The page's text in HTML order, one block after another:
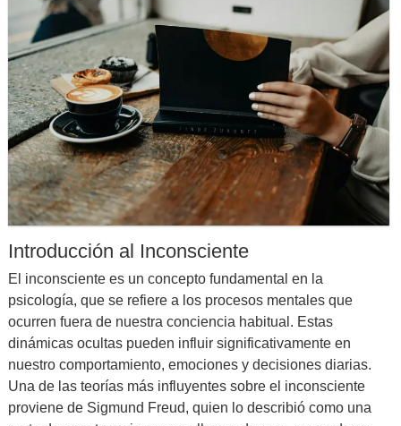
Introducción al Inconsciente
El inconsciente es un concepto fundamental en la
psicología, que se refiere a los procesos mentales que
ocurren fuera de nuestra conciencia habitual. Estas
dinámicas ocultas pueden influir significativamente en
nuestro comportamiento, emociones y decisiones diarias.
Una de las teorías más influyentes sobre el inconsciente
proviene de Sigmund Freud, quien lo describió como una